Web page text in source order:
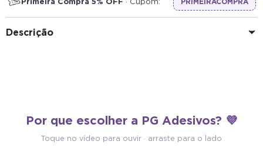
Descrição
Por que escolher a PG Adesivos? 💜
Toque no vídeo para ouvir · arraste para o lado
Os nossos adesivos são vinílicos e já
possuem cola, garantindo uma
aplicação fácil e prática, sem
Com corte eletrônico de
precisão, nossos adesivos
um acabamento perfeito em